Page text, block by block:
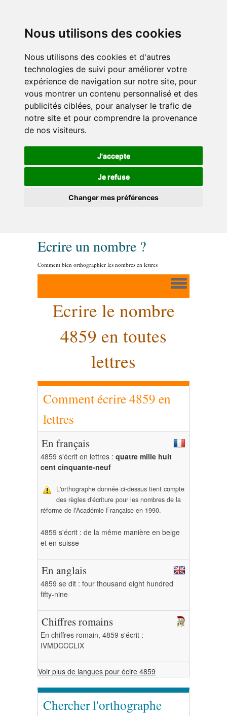
Nous utilisons des cookies
Nous utilisons des cookies et d'autres
technologies de suivi pour améliorer votre
expérience de navigation sur notre site, pour
vous montrer un contenu personnalisé et des
publicités ciblées, pour analyser le trafic de
notre site et pour comprendre la provenance
de nos visiteurs.
J'accepte
Je refuse
Changer mes préférences
Ecrire un nombre ?
Comment bien orthographier les nombres en lettres
Ecrire le nombre
4859 en toutes
lettres
Comment écrire 4859 en
lettres
En français
4859 s'écrit en lettres : quatre mille huit
cent cinquante-neuf
L'orthographe donnée ci-dessus tient compte
des règles d'écriture pour les nombres de la
réforme de l'Académie Française en 1990.
4859 s'écrit : de la même manière en belge
et en suisse
En anglais
4859 se dit : four thousand eight hundred
fifty-nine
Chiffres romains
En chiffres romain, 4859 s'écrit :
IVMDCCCLIX
Voir plus de langues pour écire 4859
Chercher l'orthographe